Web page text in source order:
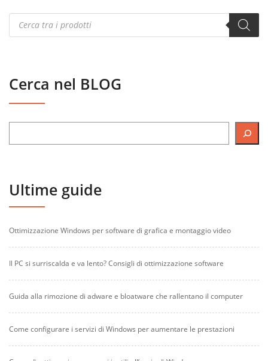
Products
search
Cerca nel BLOG
Ultime guide
Ottimizzazione Windows per software di grafica e montaggio video
Il PC si surriscalda e va lento? Consigli di ottimizzazione software
Guida alla rimozione di adware e bloatware che rallentano il computer
Come configurare i servizi di Windows per aumentare le prestazioni